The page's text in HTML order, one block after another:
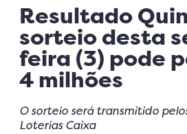
Resultado
sorteio desta
feira (3) pode
4 milhões
O sorteio será transmitido
Loterias Caixa